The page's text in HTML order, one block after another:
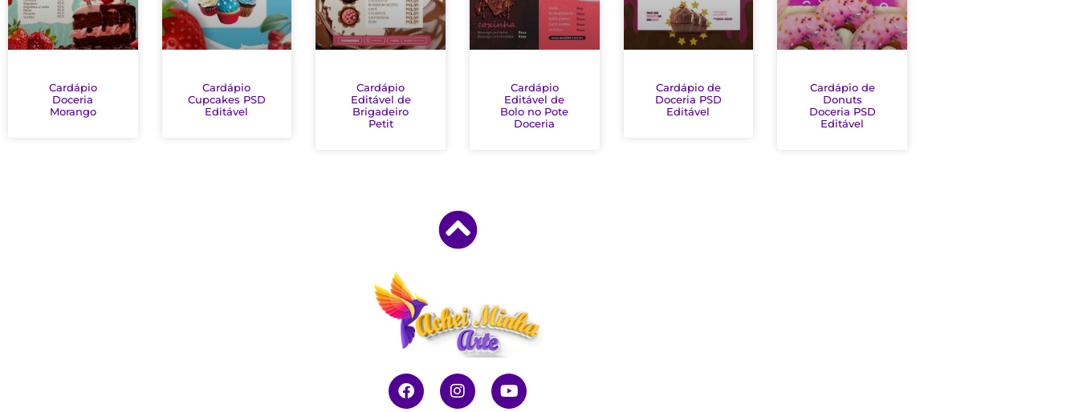
Cardápio
Doceria
Morango
Cardápio
Cupcakes PSD
Editável
Cardápio
Editável de
Brigadeiro
Petit
Cardápio
Editável de
Bolo no Pote
Doceria
Cardápio de
Doceria PSD
Editável
Cardápio de
Donuts
Doceria PSD
Editável